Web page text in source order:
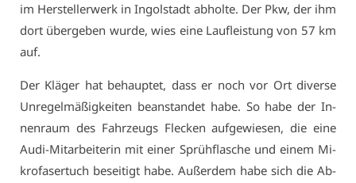
im Her­stel­ler­werk in In­gol­stadt ab­hol­te. Der Pkw, der ihm
dort über­ge­ben wur­de, wies ei­ne Lauf­leis­tung von 57 km
auf.
Der Klä­ger hat be­haup­tet, dass er noch vor Ort di­ver­se
Un­re­gel­mä­ßig­kei­ten be­an­stan­det ha­be. So ha­be der In­
nen­raum des Fahr­zeugs Fle­cken auf­ge­wie­sen, die ei­ne
Au­di-Mit­ar­bei­te­rin mit ei­ner Sprüh­fla­sche und ei­nem Mi­
kro­fa­ser­tuch be­sei­tigt ha­be. Au­ßer­dem ha­be sich die Ab­